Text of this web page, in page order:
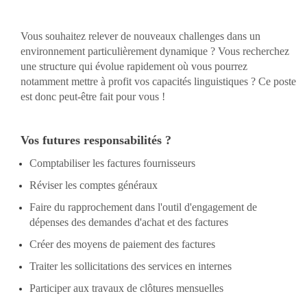
Vous souhaitez relever de nouveaux challenges dans un
environnement particulièrement dynamique ? Vous recherchez
une structure qui évolue rapidement où vous pourrez
notamment mettre à profit vos capacités linguistiques ? Ce poste
est donc peut-être fait pour vous !
Vos futures responsabilités ?
Comptabiliser les factures fournisseurs
Réviser les comptes généraux
Faire du rapprochement dans l'outil d'engagement de
dépenses des demandes d'achat et des factures
Créer des moyens de paiement des factures
Traiter les sollicitations des services en internes
Participer aux travaux de clôtures mensuelles